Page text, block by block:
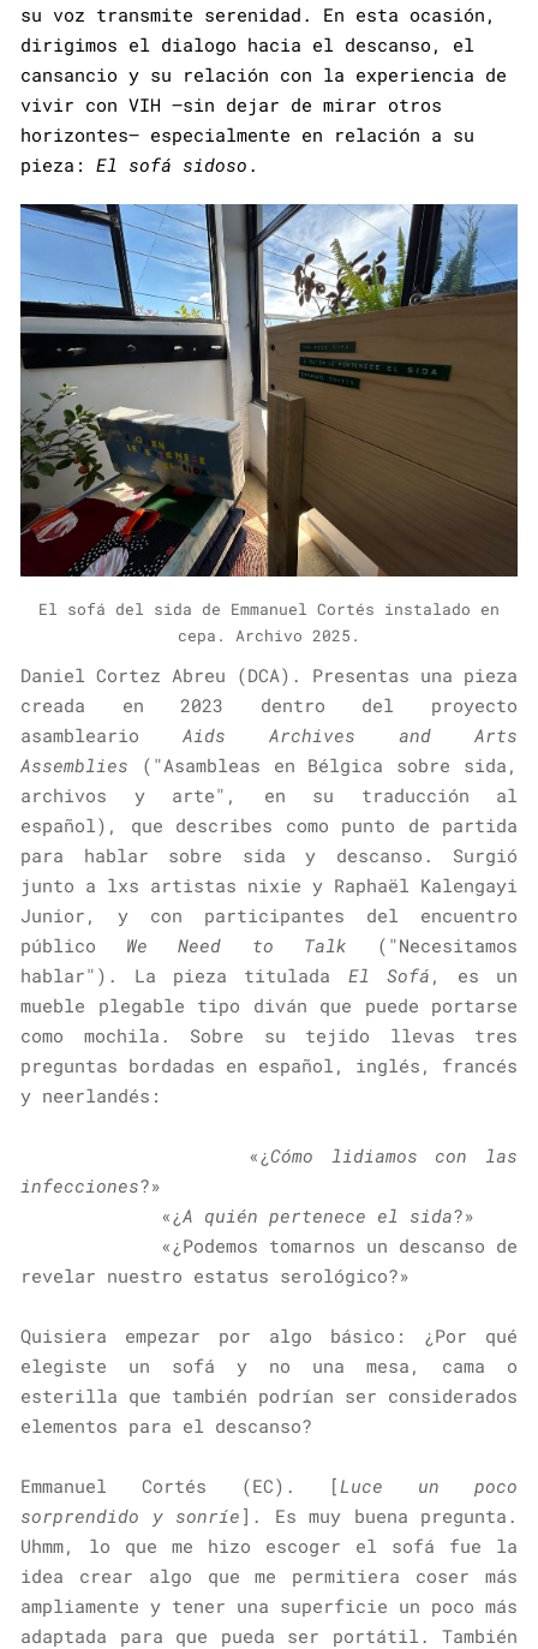
su voz transmite serenidad. En esta ocasión,
dirigimos el dialogo hacia el descanso, el
cansancio y su relación con la experiencia de
vivir con VIH —sin dejar de mirar otros
horizontes— especialmente en relación a su
pieza: El sofá sidoso .
El sofá del sida de Emmanuel Cortés instalado en
cepa. Archivo 2025.
Daniel Cortez Abreu (DCA). Presentas una pieza
creada en 2023 dentro del proyecto
asambleario Aids Archives and Arts
Assemblies ("Asambleas en Bélgica sobre sida,
archivos y arte", en su traducción al
español), que describes como punto de partida
para hablar sobre sida y descanso. Surgió
junto a lxs artistas nixie y Raphaël Kalengayi
Junior, y con participantes del encuentro
público We Need to Talk ("Necesitamos
hablar"). La pieza titulada El Sofá , es un
mueble plegable tipo diván que puede portarse
como mochila. Sobre su tejido llevas tres
preguntas bordadas en español, inglés, francés
y neerlandés:
«¿Cómo lidiamos con las
infecciones?»
«¿A quién pertenece el sida?»
«¿Podemos tomarnos un descanso de
revelar nuestro estatus serológico?»
Quisiera empezar por algo básico: ¿Por qué
elegiste un sofá y no una mesa, cama o
esterilla que también podrían ser considerados
elementos para el descanso?
Emmanuel Cortés (EC). [Luce un poco
sorprendido y sonríe ]. Es muy buena pregunta.
Uhmm, lo que me hizo escoger el sofá fue la
idea crear algo que me permitiera coser más
ampliamente y tener una superficie un poco más
adaptada para que pueda ser portátil. También